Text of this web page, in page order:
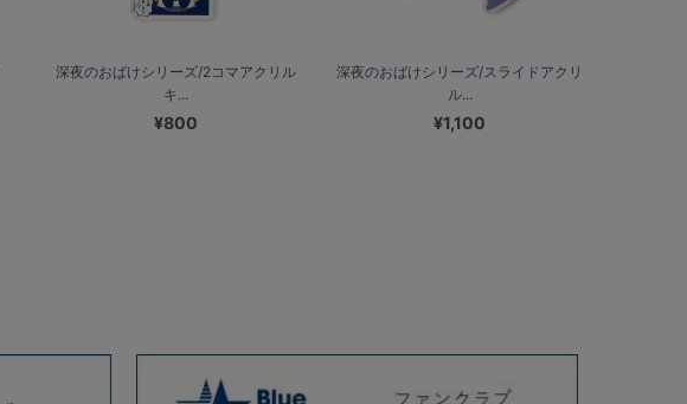
深夜のおばけシリーズ/2コマアクリル
キ...
¥800
深夜のおばけシリーズ/スライドアクリ
ル...
¥1,100